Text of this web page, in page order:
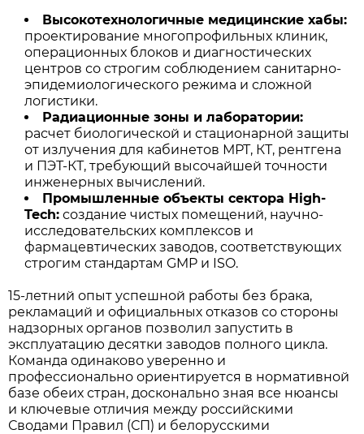
Высокотехнологичные медицинские хабы:
проектирование многопрофильных клиник,
операционных блоков и диагностических
центров со строгим соблюдением санитарно-
эпидемиологического режима и сложной
логистики.
Радиационные зоны и лаборатории:
расчет биологической и стационарной защиты
от излучения для кабинетов МРТ, КТ, рентгена
и ПЭТ-КТ, требующий высочайшей точности
инженерных вычислений.
Промышленные объекты сектора High-
Tech: создание чистых помещений, научно-
исследовательских комплексов и
фармацевтических заводов, соответствующих
строгим стандартам GMP и ISO.
15-летний опыт успешной работы без брака,
рекламаций и официальных отказов со стороны
надзорных органов позволил запустить в
эксплуатацию десятки заводов полного цикла.
Команда одинаково уверенно и
профессионально ориентируется в нормативной
базе обеих стран, досконально зная все нюансы
и ключевые отличия между российскими
Сводами Правил (СП) и белорусскими